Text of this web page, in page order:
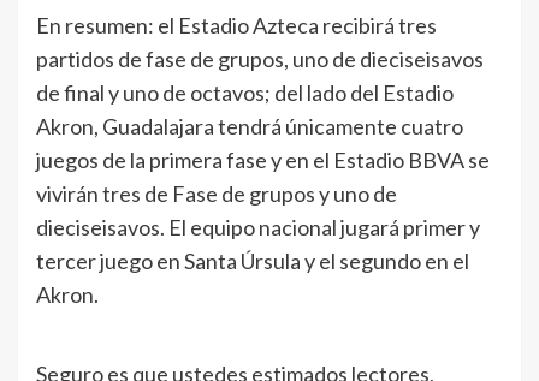
En resumen: el Estadio Azteca recibirá tres
partidos de fase de grupos, uno de dieciseisavos
de final y uno de octavos; del lado del Estadio
Akron, Guadalajara tendrá únicamente cuatro
juegos de la primera fase y en el Estadio BBVA se
vivirán tres de Fase de grupos y uno de
dieciseisavos. El equipo nacional jugará primer y
tercer juego en Santa Úrsula y el segundo en el
Akron.
Seguro es que ustedes estimados lectores,